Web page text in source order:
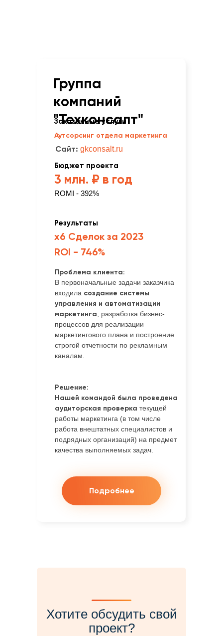
Группа
компаний
"Техконсалт"
Аутсорсинг отдела маркетинга
Бюджет проекта
3 млн. ₽ в год
ROMI - 392%
Результаты
x6 Сделок за 2023
ROI - 746%
Проблема клиента:
В первоначальные задачи заказчика
входила создание системы
управления и автоматизации
маркетинга , разработка бизнес-
процессов для реализации
маркетингового плана и построение
строгой отчетности по рекламным
каналам.
Решение:
Нашей командой была проведена
аудиторская проверка текущей
работы маркетинга (в том числе
работа внештатных специалистов и
подрядных организаций) на предмет
качества выполняемых задач.
Заказанные услуги
Сайт: gkconsalt.ru
Подробнее
Хотите обсудить свой
проект?